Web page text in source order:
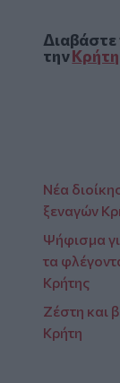
Διαβάστε
τηνΚρήτη
Νέα
ξεναγών
Ψήφισμα
τα
Κρήτης
Ζέστη και
Κρήτη